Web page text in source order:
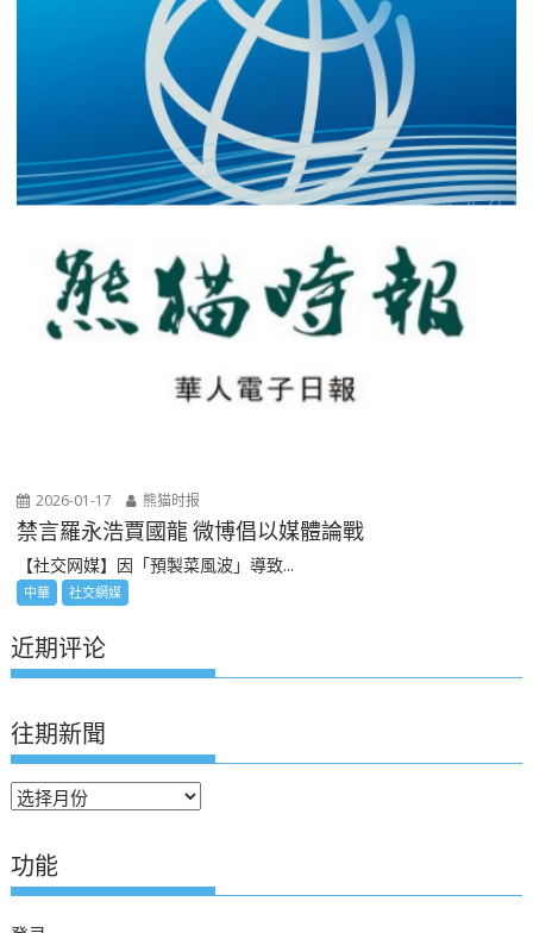
2026-01-17 熊猫时报
禁言羅永浩賈國龍 微博倡以媒體論戰
【社交网媒】因「預製菜風波」導致...
中華 社交網媒
近期评论
往期新聞
往
新
聞
功能